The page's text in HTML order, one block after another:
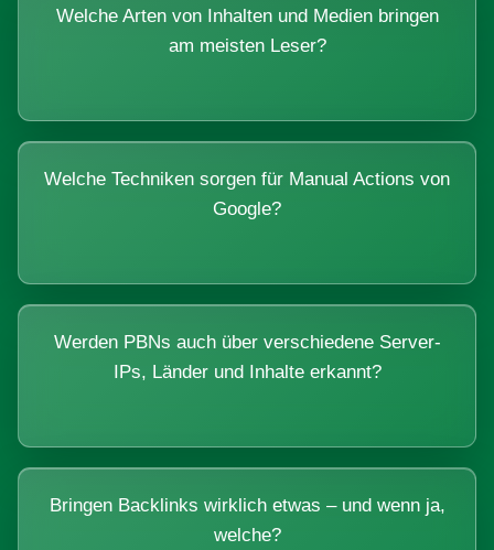
Welche Arten von Inhalten und Medien bringen
am meisten Leser?
Welche Techniken sorgen für Manual Actions von
Google?
Werden PBNs auch über verschiedene Server-
IPs, Länder und Inhalte erkannt?
Bringen Backlinks wirklich etwas – und wenn ja,
welche?